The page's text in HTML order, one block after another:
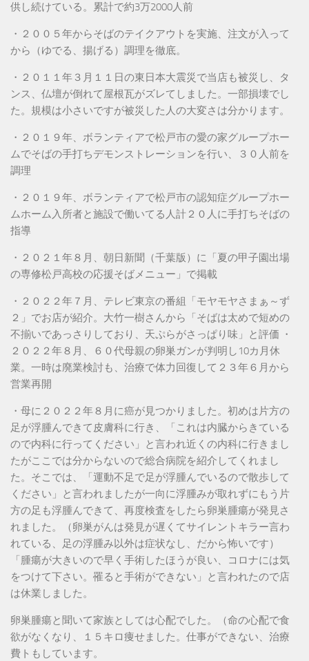
供し続けている。累計で約3万2000人前
・２００５年からそばのテイクアウトを実施、注文が入って
から（ゆでる、揚げる）調理を徹底。
・２０１１年３月１１日の東日本大震災で当店も被災し、タ
ンス、仏壇が倒れて屋根瓦がズレてしました。一部損壊でし
た。規模は小さいですが被災した人の大変さは分かります。
・２０１９年、ボランティアで松戸市の愛の家グループホー
ムでそばの手打ちデモンストレーションを行い、３０人前を
調理
・２０１９年、ボランティアで松戸市の認知症グループホー
ムホーム入所者と施設で働いてる人計２０人に手打ちそばの
指導
・２０２１年８月、朝日新聞（千葉版）に「夏の甲子園出場
の専修松戸高校の応援そばメニュー」で掲載
・２０２２年７月、テレビ東京の番組「モヤモヤさまぁ～ず
２」でお店が紹介。大竹一樹さんから「そばは太めで短めの
不揃いであっさりしており、天ぷらがさっぱり味」と評価 ・
２０２２年８月、６０代母親の卵巣ガンが判明し10カ月休
業。一時は廃業検討も、治療で体力回復して２３年６月から
営業再開
・母に２０２２年８月に癌が見つかりました。初めは片方の
足が浮腫んできて皮膚科に行き、「これは内臓からきている
ので内科に行ってください」と言われ近くの内科に行きまし
たがここでは分からないので総合病院を紹介してくれまし
た。そこでは、「運動不足で足が浮腫んでいるので散歩して
ください」と言われましたが一向に浮腫みが取れずにもう片
方の足も浮腫んできて、再度検査をしたら卵巣腫瘍が発見さ
れました。（卵巣がんは発見が遅くてサイレントキラー言わ
れている、足の浮腫み以外は症状なし、だから怖いです）
「腫瘍が大きいので早く手術したほうが良い、コロナには気
をつけて下さい。罹ると手術ができない」と言われたので店
は休業しました。
卵巣腫瘍と聞いて家族としては心配でした。（命の心配で食
欲がなくなり、１５キロ痩せました。仕事ができない、治療
費トもしています。